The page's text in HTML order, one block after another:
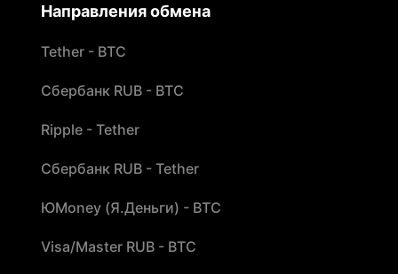
Направления обмена
Tether - BTC
Сбербанк RUB - BTC
Ripple - Tether
Сбербанк RUB - Tether
ЮMoney (Я.Деньги) - BTC
Visa/Master RUB - BTC